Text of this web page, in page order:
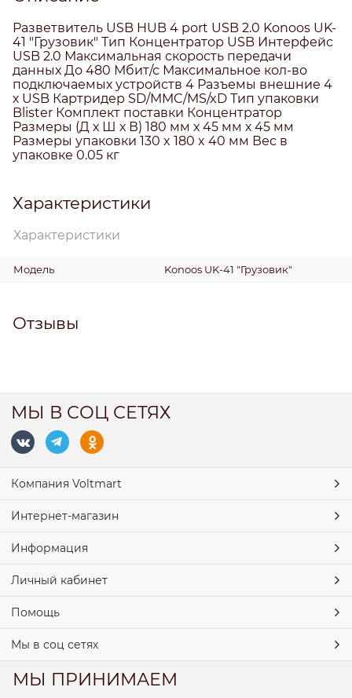
Разветвитель USB HUB 4 port USB 2.0 Konoos UK-
41 "Грузовик" Тип Концентратор USB Интерфейс
USB 2.0 Максимальная скорость передачи
данных До 480 Мбит/с Максимальное кол-во
подключаемых устройств 4 Разъемы внешние 4
х USB Картридер SD/MMC/MS/xD Тип упаковки
Blister Комплект поставки Концентратор
Размеры (Д х Ш х В) 180 мм х 45 мм х 45 мм
Размеры упаковки 130 x 180 x 40 мм Вес в
упаковке 0.05 кг
Характеристики
Характеристики
Модель Konoos UK-41 "Грузовик"
Отзывы
МЫ В СОЦ СЕТЯХ
Компания Voltmart
Интернет-магазин
Информация
Личный кабинет
Помощь
Мы в соц сетях
МЫ ПРИНИМАЕМ